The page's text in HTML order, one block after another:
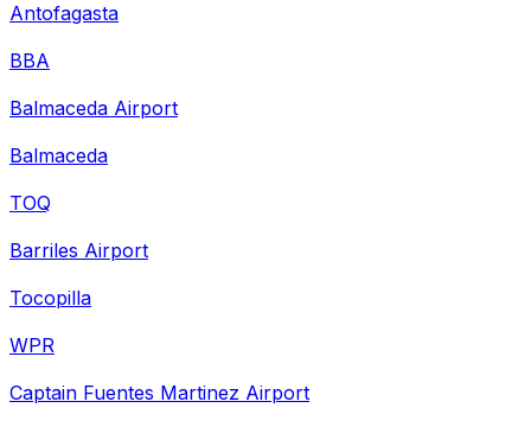
Antofagasta
BBA
Balmaceda Airport
Balmaceda
TOQ
Barriles Airport
Tocopilla
WPR
Captain Fuentes Martinez Airport